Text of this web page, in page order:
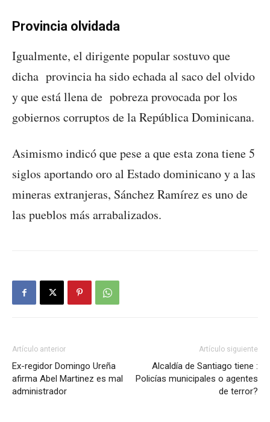
Provincia olvidada
Igualmente, el dirigente popular sostuvo que
dicha provincia ha sido echada al saco del olvido
y que está llena de pobreza provocada por los
gobiernos corruptos de la República Dominicana.
Asimismo indicó que pese a que esta zona tiene 5
siglos aportando oro al Estado dominicano y a las
mineras extranjeras, Sánchez Ramírez es uno de
las pueblos más arrabalizados.
Artículo anterior
Ex-regidor Domingo Ureña
afirma Abel Martinez es mal
administrador
Artículo siguiente
Alcaldía de Santiago tiene :
Policías municipales o agentes
de terror?